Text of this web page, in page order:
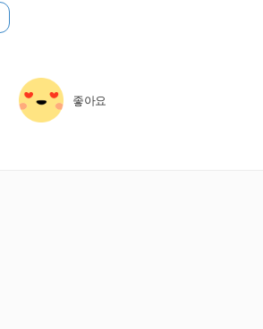
좋아요